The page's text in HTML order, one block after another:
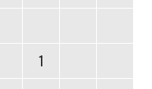
ップ 2026
1